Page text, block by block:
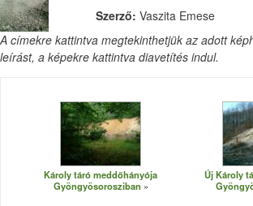
Szerző: Vaszita Emese
A címekre kattintva megtekinthetjük az adott
leírást, a képekre kattintva diavetítés indul.
Károly táró meddőhányója
Gyöngyösorosziban
Új Károly